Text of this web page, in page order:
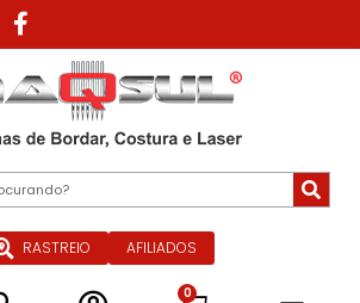
RASTREIO AFILIADOS
0